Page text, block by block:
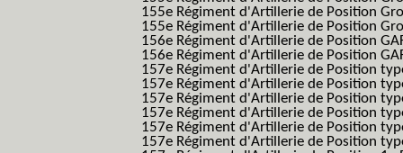
155e Régiment d'Artillerie de Position
155e Régiment d'Artillerie de Position
156e Régiment d'Artillerie de Position
156e Régiment d'Artillerie de Position
157e Régiment d'Artillerie de Position
157e Régiment d'Artillerie de Position
157e Régiment d'Artillerie de Position
157e Régiment d'Artillerie de Position
157e Régiment d'Artillerie de Position
157e Régiment d'Artillerie de Position